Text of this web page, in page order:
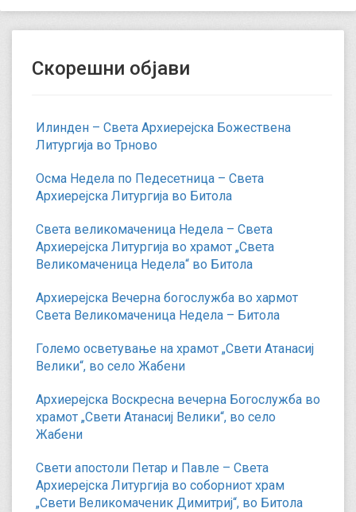
Скорешни објави
Илинден – Света Архиерејска Божествена
Литургија во Трново
Осма Недела по Педесетница – Света
Архиерејска Литургија во Битола
Света великомаченица Недела – Света
Архиерејска Литургија во храмот „Света
Великомаченица Недела“ во Битола
Архиерејска Вечерна богослужба во хармот
Света Великомаченица Недела – Битола
Големо осветување на храмот „Свети Атанасиј
Велики“, во село Жабени
Архиерејска Воскресна вечерна Богослужба во
храмот „Свети Атанасиј Велики“, во село
Жабени
Свети апостоли Петар и Павле – Света
Архиерејска Литургија во соборниот храм
„Свети Великомаченик Димитриј“, во Битола